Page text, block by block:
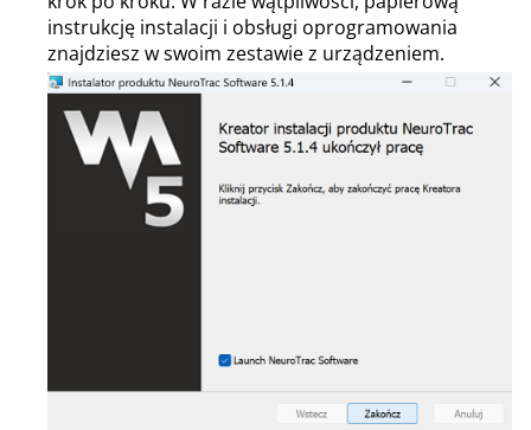
instrukcję instalacji i obsługi oprogramowania
znajdziesz w swoim zestawie z urządzeniem.